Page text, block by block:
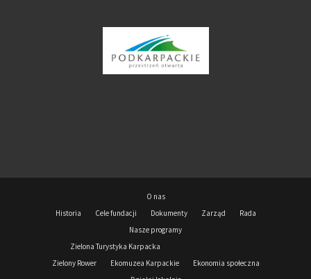
O nas
Historia
Cele fundacji Dokumenty Zarząd
Rada
Nasze programy
Zielona Turystyka Karpacka
Zielony Rower
Ekomuzea Karpackie
Ekonomia społeczna